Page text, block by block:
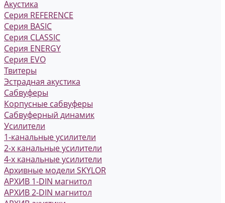
Акустика
Серия REFERENCE
Серия BASIC
Серия CLASSIC
Серия ENERGY
Серия EVO
Твитеры
Эстрадная акустика
Сабвуферы
Корпусные сабвуферы
Сабвуферный динамик
Усилители
1-канальные усилители
2-х канальные усилители
4-х канальные усилители
Архивные модели SKYLOR
АРХИВ 1-DIN магнитол
АРХИВ 2-DIN магнитол